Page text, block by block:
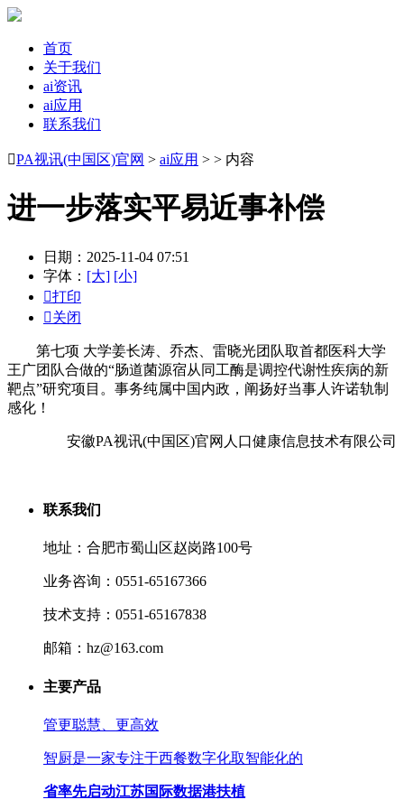
首页
关于我们
ai资讯
ai应用
联系我们
PA视讯(中国区)官网 > ai应用 > > 内容
进一步落实平易近事补偿
日期：2025-11-04 07:51
字体： [大] [小]
打印
关闭
第七项 大学姜长涛、乔杰、雷晓光团队取首都医科大学
王广团队合做的“肠道菌源宿从同工酶是调控代谢性疾病的新
靶点”研究项目。事务纯属中国内政，阐扬好当事人许诺轨制
感化！
安徽PA视讯(中国区)官网人口健康信息技术有限公司
联系我们
地址：合肥市蜀山区赵岗路100号
业务咨询：0551-65167366
技术支持：0551-65167838
邮箱：hz@163.com
主要产品
管更聪慧、更高效
智厨是一家专注于西餐数字化取智能化的
省率先启动江苏国际数据港扶植